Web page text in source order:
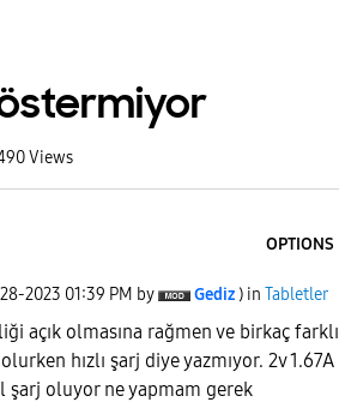
Views
OPTIONS
2023 01:39 PM by Gediz ) in Tabletler
açık olmasına rağmen ve birkaç farklı
hızlı şarj diye yazmıyor. 2v 1.67A
oluyor ne yapmam gerek